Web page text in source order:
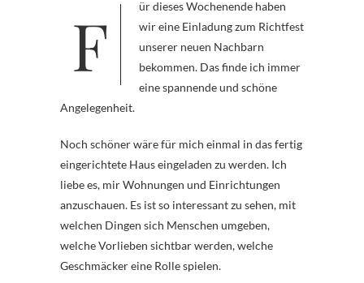
Für dieses Wochenende haben
wir eine Einladung zum Richtfest
unserer neuen Nachbarn
bekommen. Das finde ich immer
eine spannende und schöne
Angelegenheit.
Noch schöner wäre für mich einmal in das fertig
eingerichtete Haus eingeladen zu werden. Ich
liebe es, mir Wohnungen und Einrichtungen
anzuschauen. Es ist so interessant zu sehen, mit
welchen Dingen sich Menschen umgeben,
welche Vorlieben sichtbar werden, welche
Geschmäcker eine Rolle spielen.